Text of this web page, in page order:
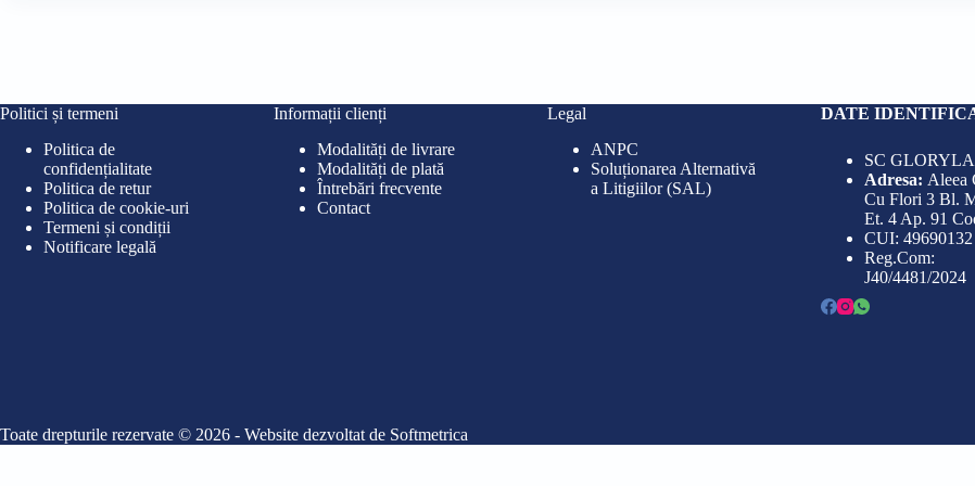
Politici și termeni
Politica de
confidențialitate
Politica de retur
Politica de cookie-uri
Termeni și condiții
Notificare legală
Informații clienți
Modalități de livrare
Modalități de plată
Întrebări frecvente
Contact
Legal
ANPC
Soluționarea Alternativă
a Litigiilor (SAL)
DATE
SC
Adresa: Aleea
Cu Flori 3 Bl.
Et. 4 Ap. 91
CUI: 49690132
Reg.Com:
J40/4481/2024
Toate drepturile rezervate © 2026 - Website dezvoltat de Softmetrica